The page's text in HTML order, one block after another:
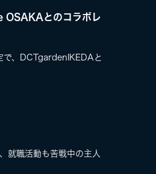
とのコラボレ
、DCTgardenIKEDAと
就職活動も苦戦中の主人